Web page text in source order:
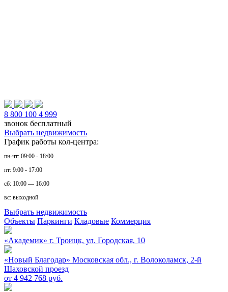
8 800 100 4 999
звонок бесплатный
Выбрать недвижимость
График работы кол-центра:
пн-чт: 09:00 - 18:00
пт: 9:00 - 17:00
сб: 10:00 — 16:00
вс: выходной
Выбрать недвижимость
Объекты Паркинги Кладовые Коммерция
«Академик» г. Троицк, ул. Городская, 10
«Новый Благодар» Московская обл., г. Волоколамск, 2-й
Шаховской проезд
от 4 942 768 руб.